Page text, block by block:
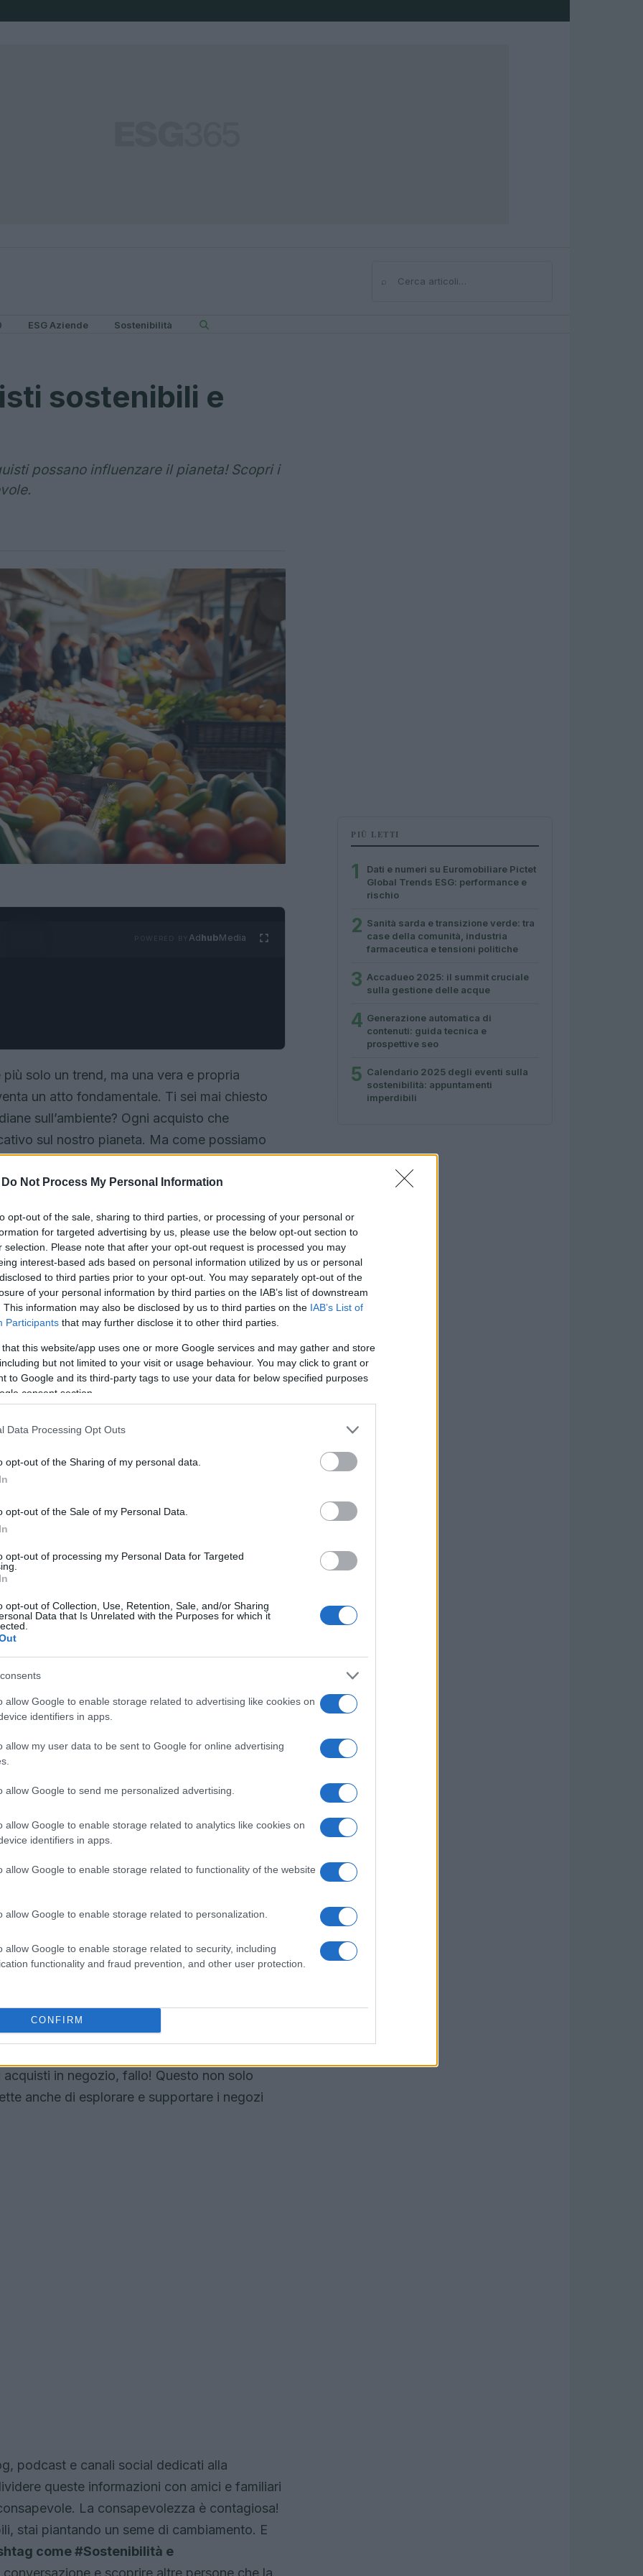
Do Not Process My Personal Information
opt-out of the sale, sharing to third parties, or processing of your personal or
for targeted advertising by us, please use the below opt-out section to
selection. Please note that after your opt-out request is processed you may
interest-based ads based on personal information utilized by us or personal
to third parties prior to your opt-out. You may separately opt-out of the
of your personal information by third parties on the IAB’s list of downstream
This information may also be disclosed by us to third parties on the IAB’s List of
Participants that may further disclose it to other third parties.
that this website/app uses one or more Google services and may gather and store
but not limited to your visit or usage behaviour. You may click to grant or
to Google and its third-party tags to use your data for below specified purposes
consent section.
Data Processing Opt Outs
opt-out of the Sharing of my personal data.
opt-out of the Sale of my Personal Data.
opt-out of processing my Personal Data for Targeted
opt-out of Collection, Use, Retention, Sale, and/or Sharing
Data that Is Unrelated with the Purposes for which it
allow Google to enable storage related to advertising like cookies on
identifiers in apps.
allow my user data to be sent to Google for online advertising
allow Google to send me personalized advertising.
allow Google to enable storage related to analytics like cookies on
identifiers in apps.
allow Google to enable storage related to functionality of the website
allow Google to enable storage related to personalization.
allow Google to enable storage related to security, including
functionality and fraud prevention, and other user protection.
CONFIRM
⌕Cerca
ESG Aziende Sostenibilità
sostenibili e
possano influenzare il pianeta! Scopri i
AdhubMedia
solo un trend, ma una vera e propria
un atto fondamentale. Ti sei mai chiesto
sull’ambiente? Ogni acquisto che
sul nostro pianeta. Ma come possiamo
le nostre esigenze, ma
Ecco alcuni segreti che ti faranno riflettere
di fare shopping!
è la scelta dei fornitori. Non limitarti a
ambientale! Sempre più brand stanno
e ai metodi di produzione. Questo
ma supporterai anche aziende che si
materiali riciclati. Sostenere queste realtà
un futuro migliore per tutti noi.
ricicla? Prima di acquistare qualcosa di
davvero bisogno di quel prodotto. Potresti
negozio dell’usato! Questo non solo riduce
a diminuire i rifiuti. E chi non ama scoprire
nuovo, punta sulla qualità. I prodotti
ma nel lungo periodo ti faranno
investimento oggi, un grande risparmio
sull’ambiente! Optare per opzioni di
tuoi acquisti per ridurre il numero di spedizioni
offrono anche imballaggi sostenibili:
di spedizione?
in negozio, fallo! Questo non solo
anche di esplorare e supportare i negozi
podcast e canali social dedicati alla
queste informazioni con amici e familiari
La consapevolezza è contagiosa!
stai piantando un seme di cambiamento. E
come #Sostenibilità e
PIÙ LETTI
1
Dati e numeri su Euromobiliare Pictet
Global Trends ESG: performance e
rischio
2 Sanità sarda e transizione verde: tra
case della comunità, industria
farmaceutica e tensioni politiche
3 Accadueo 2025: il summit cruciale
sulla gestione delle acque
4 Generazione automatica di
contenuti: guida tecnica e
prospettive seo
5 Calendario 2025 degli eventi sulla
sostenibilità: appuntamenti
imperdibili